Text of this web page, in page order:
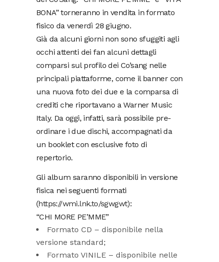
BONA” torneranno in vendita in formato
fisico da venerdì 28 giugno.
Già da alcuni giorni non sono sfuggiti agli
occhi attenti dei fan alcuni dettagli
comparsi sul profilo dei Co’sang nelle
principali piattaforme, come il banner con
una nuova foto dei due e la comparsa di
crediti che riportavano a Warner Music
Italy. Da oggi, infatti, sarà possibile pre-
ordinare i due dischi, accompagnati da
un booklet con esclusive foto di
repertorio.
Gli album saranno disponibili in versione
fisica nei seguenti formati
(https://wmi.lnk.to/sgwgwt):
“CHI MORE PE’MME”
Formato CD – disponibile nella
versione standard;
Formato VINILE – disponibile nelle